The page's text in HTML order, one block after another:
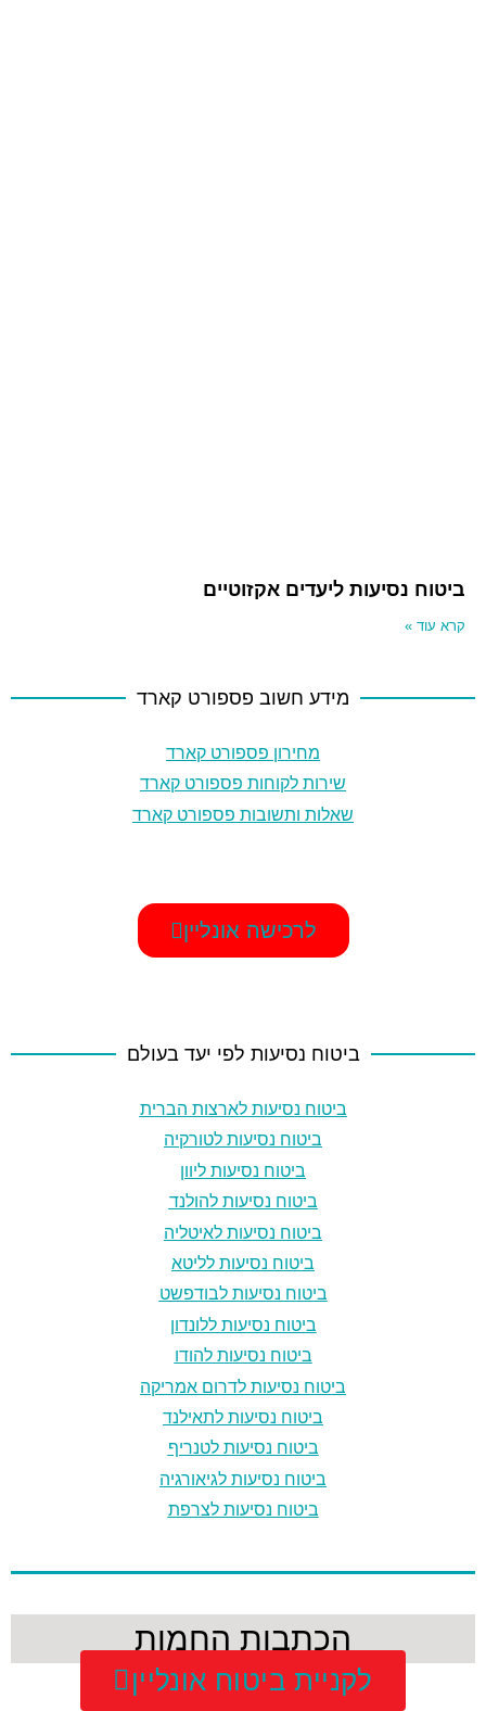
ביטוח נסיעות ליעדים אקזוטיים
קרא עוד »
מידע חשוב פספורט קארד
מחירון פספורט קארד
שירות לקוחות פספורט קארד
שאלות ותשובות פספורט קארד
לרכישה אונליין
ביטוח נסיעות לפי יעד בעולם
ביטוח נסיעות לארצות הברית
ביטוח נסיעות לטורקיה
ביטוח נסיעות ליוון
ביטוח נסיעות להולנד
ביטוח נסיעות לאיטליה
ביטוח נסיעות לליטא
ביטוח נסיעות לבודפשט
ביטוח נסיעות ללונדון
ביטוח נסיעות להודו
ביטוח נסיעות לדרום אמריקה
ביטוח נסיעות לתאילנד
ביטוח נסיעות לטנריף
ביטוח נסיעות לגיאורגיה
ביטוח נסיעות לצרפת
הכתבות החמות
לקניית ביטוח אונליין